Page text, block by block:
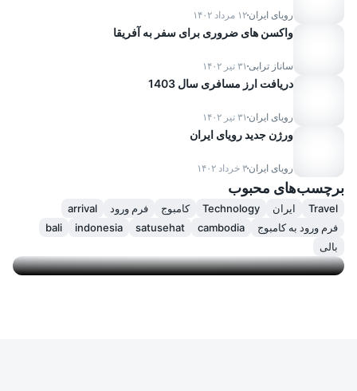
رویای ایران ۱۲ مرداد ۱۴۰۲
واکسن های ضروری برای سفر به آفریقا
ساناز ترابی ۳۱ تیر ۱۴۰۲
دریافت ارز مسافری سال 1403
رویای ایران ۳۱ تیر ۱۴۰۲
ورژن جدید رویای ایران
رویای ایران ۳ خرداد ۱۴۰۲
برچسب‌های محبوب
Travel ایران Technology کامبوج فرم ورود
arrival
فرم ورود به کامبوج
cambodia
satusehat
indonesia
bali
بالی
Advertisement
Duis leo. Donec orci lectus, aliquam ut, faucibus
Go now